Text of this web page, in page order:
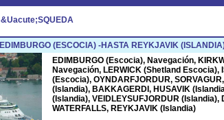
(ESCOCIA) -HASTA REYKJAVIK
EDIMBURGO (Escocia), Navegación,
Navegación, LERWICK (Shetland Escocia),
(Escocia), OYNDARFJORDUR,
(Islandia), BAKKAGERDI, HUSAVIK
(Islandia), VEIDLEYSUFJORDUR (Islandia),
WATERFALLS, REYKJAVIK (Islandia)